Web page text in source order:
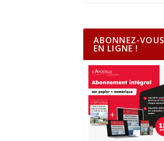
ABONNEZ-VOUS
EN LIGNE !